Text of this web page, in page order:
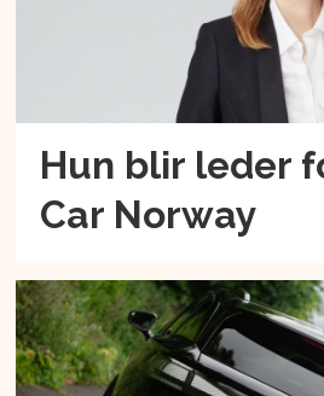
Hun blir leder
Car Norway